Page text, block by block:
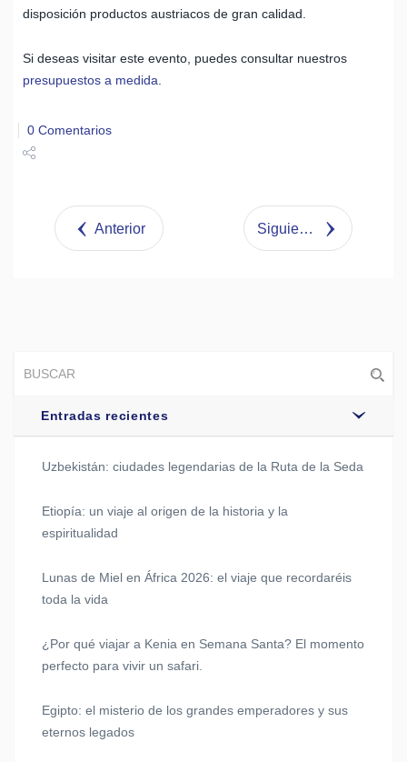
disposición productos austriacos de gran calidad.
Si deseas visitar este evento, puedes consultar nuestros
presupuestos a medida
0 Comentarios
Tweet
Anterior Siguiente
Entradas recientes
Uzbekistán: ciudades legendarias de la Ruta de la Seda
Etiopía: un viaje al origen de la historia y la
espiritualidad
Lunas de Miel en África 2026: el viaje que recordaréis
toda la vida
¿Por qué viajar a Kenia en Semana Santa? El momento
perfecto para vivir un safari.
Egipto: el misterio de los grandes emperadores y sus
eternos legados